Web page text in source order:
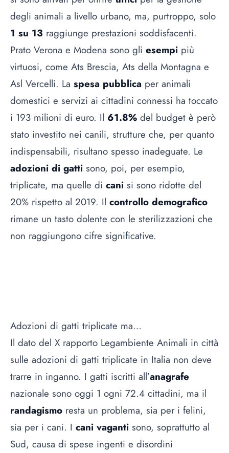
degli animali a livello urbano, ma, purtroppo, solo
1 su 13 raggiunge prestazioni soddisfacenti.
Prato Verona e Modena sono gli esempi più
virtuosi, come Ats Brescia, Ats della Montagna e
Asl Vercelli. La spesa pubblica per animali
domestici e servizi ai cittadini connessi ha toccato
i 193 milioni di euro. Il 61.8% del budget è però
stato investito nei canili, strutture che, per quanto
indispensabili, risultano spesso inadeguate. Le
adozioni di gatti sono, poi, per esempio,
triplicate, ma quelle di cani si sono ridotte del
20% rispetto al 2019. Il controllo demografico
rimane un tasto dolente con le sterilizzazioni che
non raggiungono cifre significative.
Adozioni di gatti triplicate ma…
Il dato del X rapporto Legambiente Animali in città
sulle adozioni di gatti triplicate in Italia non deve
trarre in inganno. I gatti iscritti all’anagrafe
nazionale sono oggi 1 ogni 72.4 cittadini, ma il
randagismo resta un problema, sia per i felini,
sia per i cani. I cani vaganti sono, soprattutto al
Sud, causa di spese ingenti e disordini